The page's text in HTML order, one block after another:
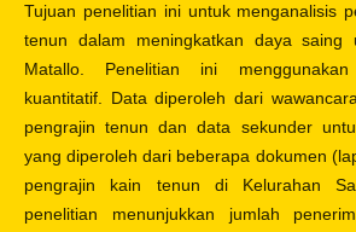
Tujuan penelitian ini untuk menganalisis
tenun dalam meningkatkan daya saing
Matallo. Penelitian ini
kuantitatif. Data diperoleh dari
pengrajin tenun dan data sekunder
yang diperoleh dari beberapa dokumen
pengrajin kain tenun di Kelurahan
penelitian menunjukkan jumlah